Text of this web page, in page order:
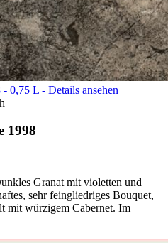
0,75 L - Details ansehen
1998
Granat mit violetten und
sehr feingliedriges Bouquet,
mit würzigem Cabernet. Im